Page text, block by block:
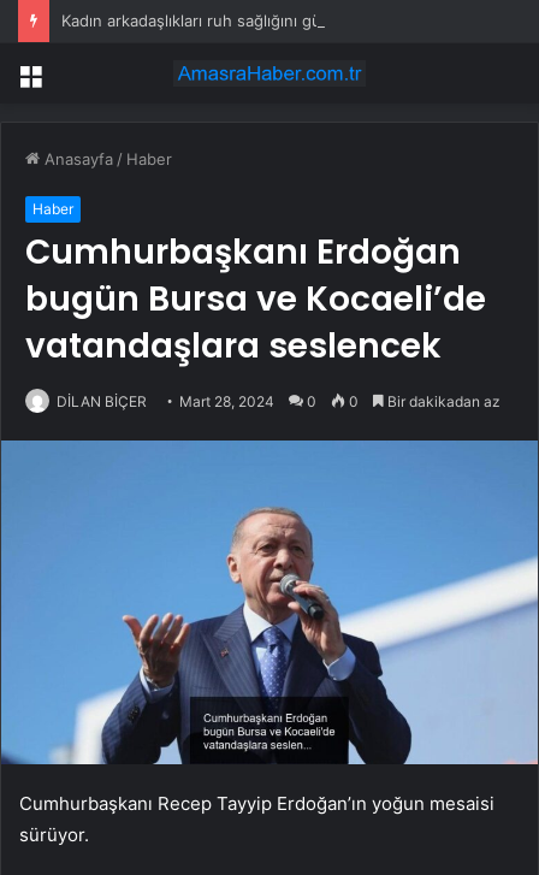
Kadın arkadaşlıkları ruh sağlığını güçlendiriyor
Menü
Anasayfa / Haber
Haber
Cumhurbaşkanı Erdoğan
bugün Bursa ve Kocaeli’de
vatandaşlara seslencek
DİLAN BİÇER Mart 28, 2024 0 0 Bir dakikadan az
Cumhurbaşkanı Recep Tayyip Erdoğan’ın yoğun mesaisi
sürüyor.